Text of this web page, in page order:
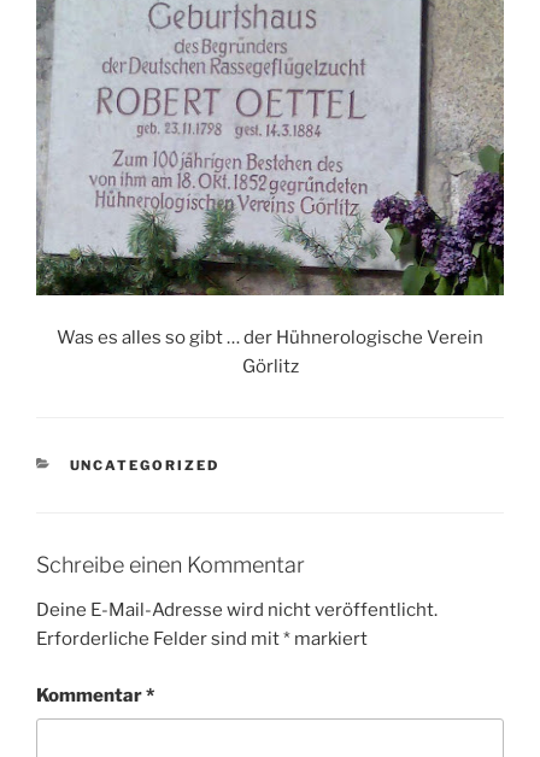
Was es alles so gibt … der Hühnerologische Verein
Görlitz
KATEGORIEN
UNCATEGORIZED
Schreibe einen Kommentar
Deine E-Mail-Adresse wird nicht veröffentlicht.
Erforderliche Felder sind mit* markiert
Kommentar*